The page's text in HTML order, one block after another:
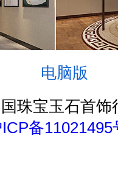
电脑版
珠宝玉石首饰
备11021495